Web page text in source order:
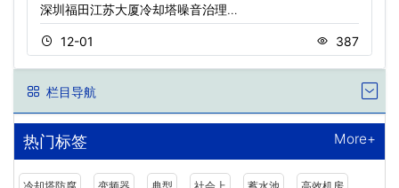
深圳福田江苏大厦冷却塔噪音治理…
12-01 387
栏目导航
热门标签 More+